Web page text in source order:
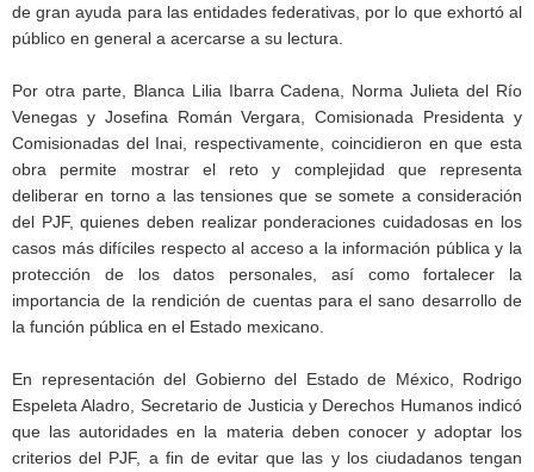
de gran ayuda para las entidades federativas, por lo que exhortó al
público en general a acercarse a su lectura.
Por otra parte, Blanca Lilia Ibarra Cadena, Norma Julieta del Río
Venegas y Josefina Román Vergara, Comisionada Presidenta y
Comisionadas del Inai, respectivamente, coincidieron en que esta
obra permite mostrar el reto y complejidad que representa
deliberar en torno a las tensiones que se somete a consideración
del PJF, quienes deben realizar ponderaciones cuidadosas en los
casos más difíciles respecto al acceso a la información pública y la
protección de los datos personales, así como fortalecer la
importancia de la rendición de cuentas para el sano desarrollo de
la función pública en el Estado mexicano.
En representación del Gobierno del Estado de México, Rodrigo
Espeleta Aladro, Secretario de Justicia y Derechos Humanos indicó
que las autoridades en la materia deben conocer y adoptar los
criterios del PJF, a fin de evitar que las y los ciudadanos tengan